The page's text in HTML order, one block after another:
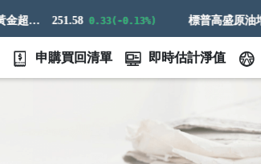
標普高盛黃金超額回報指數 251.58 0.33(-0.13%) 標普高盛原油增強超額回報指數
申購買回清單 即時估計淨值